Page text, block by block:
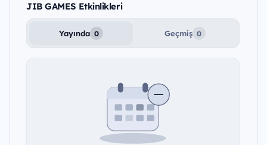
JIB GAMES Etkinlikleri
Yayında 0 Geçmiş 0